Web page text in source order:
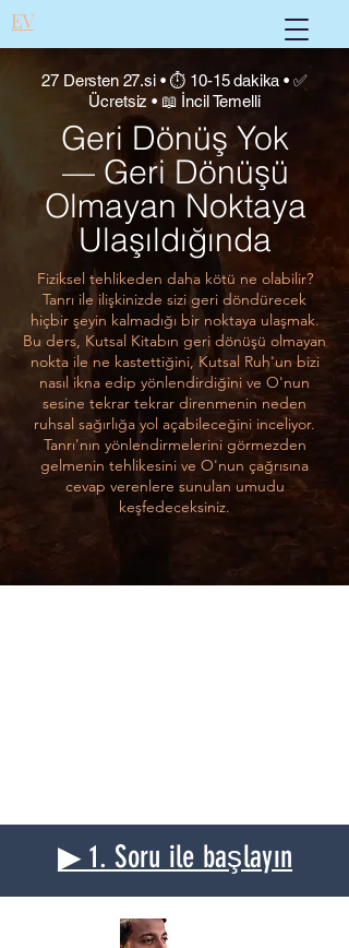
EV
27 Dersten 27.si • ⏱ 10-15 dakika • ✅
Ücretsiz • 📖 İncil Temelli
Geri Dönüş Yok
— Geri Dönüşü
Olmayan Noktaya
Ulaşıldığında
Fiziksel tehlikeden daha kötü ne olabilir?
Tanrı ile ilişkinizde sizi geri döndürecek
hiçbir şeyin kalmadığı bir noktaya ulaşmak.
Bu ders, Kutsal Kitabın geri dönüşü olmayan
nokta ile ne kastettiğini, Kutsal Ruh'un bizi
nasıl ikna edip yönlendirdiğini ve O'nun
sesine tekrar tekrar direnmenin neden
ruhsal sağırlığa yol açabileceğini inceliyor.
Tanrı'nın yönlendirmelerini görmezden
gelmenin tehlikesini ve O'nun çağrısına
cevap verenlere sunulan umudu
keşfedeceksiniz.
▶ 1. Soru ile başlayın